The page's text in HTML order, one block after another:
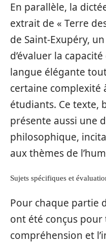
En parallèle, la
extrait de « Terre
de Saint-Exupéry,
d’évaluer la
langue élégante
certaine complexité
étudiants. Ce texte,
présente aussi une
philosophique,
aux thèmes de
Sujets spécifiques et
Pour chaque partie
ont été conçus pour
compréhension et